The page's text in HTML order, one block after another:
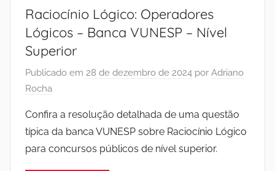
Raciocínio Lógico: Operadores
Lógicos – Banca VUNESP – Nível
Superior
Publicado em 28 de dezembro de 2024 por Adriano
Rocha
Confira a resolução detalhada de uma questão
típica da banca VUNESP sobre Raciocínio Lógico
para concursos públicos de nível superior.